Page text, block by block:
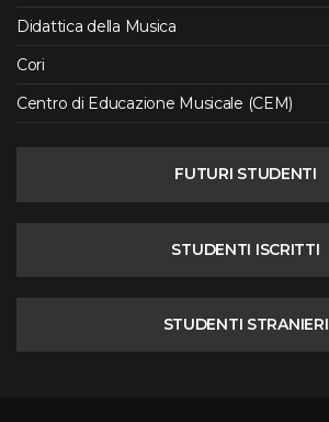
Didattica della Musica
Cori
Centro di Educazione Musicale (CEM)
FUTURI STUDENTI
STUDENTI ISCRITTI
STUDENTI STRANIERI